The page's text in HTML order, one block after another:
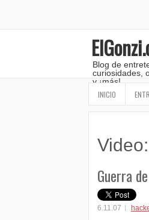
Blog de
curiosidades,
y ¡más!
INICIO
Video:
Guerra
6.11.07